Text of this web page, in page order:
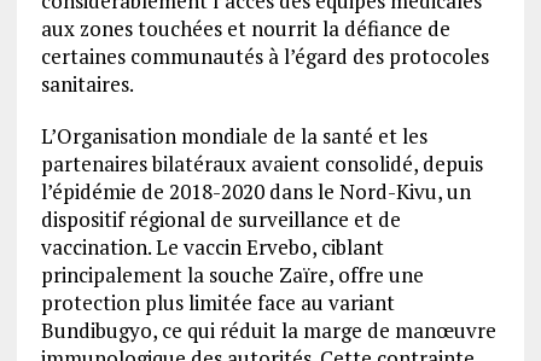
aux zones touchées et nourrit la défiance de
certaines communautés à l’égard des protocoles
sanitaires.
L’Organisation mondiale de la santé et les
partenaires bilatéraux avaient consolidé, depuis
l’épidémie de 2018-2020 dans le Nord-Kivu, un
dispositif régional de surveillance et de
vaccination. Le vaccin Ervebo, ciblant
principalement la souche Zaïre, offre une
protection plus limitée face au variant
Bundibugyo, ce qui réduit la marge de manœuvre